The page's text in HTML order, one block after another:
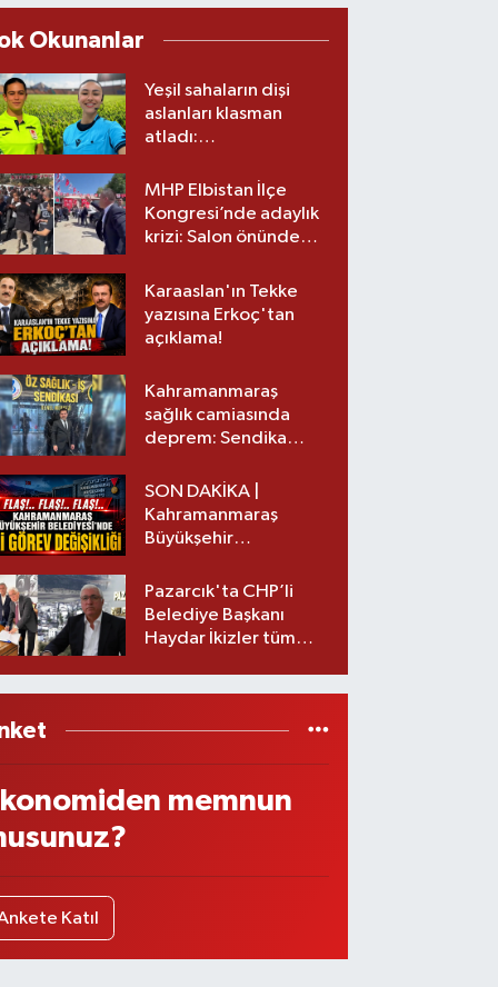
Okunanlar
Yeşil sahaların dişi
aslanları klasman
atladı:
üst lige iki transfer!
MHP Elbistan İlçe
Kongresi’nde adaylık
krizi: Salon önünde
Karaaslan'ın Tekke
yazısına Erkoç'tan
açıklama!
Kahramanmaraş
sağlık camiasında
deprem: Sendika
SON DAKİKA |
Kahramanmaraş
Büyükşehir
görev değişikliği!
Pazarcık'ta CHP’li
Belediye Başkanı
Haydar İkizler tüm
memnun
Katıl